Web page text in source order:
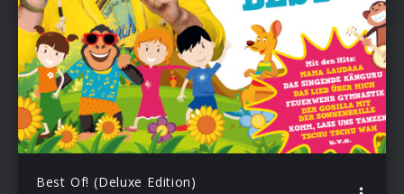
Best Of! (Deluxe Edition)